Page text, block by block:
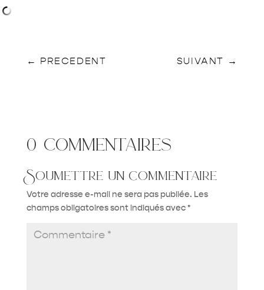
← PRECEDENT SUIVANT →
0 commentaires
Soumettre un commentaire
Votre adresse e-mail ne sera pas publiée. Les
champs obligatoires sont indiqués avec*